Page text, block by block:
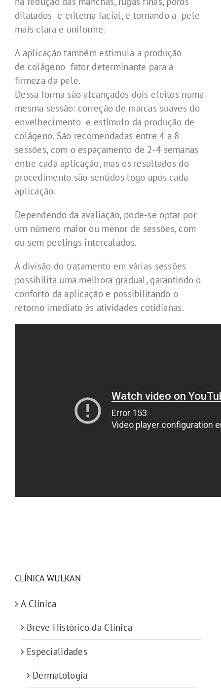
dilatados e eritema facial, e tornando a pele
mais clara e uniforme.
A aplicação também estimula a produção
de colágeno fator determinante para a
firmeza da pele.
Dessa forma são alcançados dois efeitos numa
mesma sessão: correção de marcas suaves do
envelhecimento e estímulo da produção de
colágeno. São recomendadas entre 4 a 8
sessões, com o espaçamento de 2-4 semanas
entre cada aplicação, mas os resultados do
procedimento são sentidos logo após cada
aplicação.
Dependendo da avaliação, pode-se optar por
um número maior ou menor de sessões, com
ou sem peelings intercalados.
A divisão do tratamento em várias sessões
possibilita uma melhora gradual, garantindo o
conforto da aplicação e possibilitando o
retorno imediato às atividades cotidianas.
CLÍNICA WULKAN
A Clínica
Breve Histórico da Clínica
Especialidades
Dermatologia